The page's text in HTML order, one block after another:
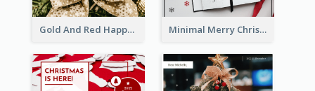
Gold And Red Happy Christmas Holidays Postcard Minimal Merry Christmas To You Postcard